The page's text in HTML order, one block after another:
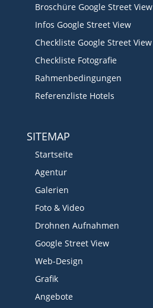
Broschüre Google Street View
Infos Google Street View
Checkliste Google Street View
Checkliste Fotografie
Rahmenbedingungen
Referenzliste Hotels
SITEMAP
Startseite
Agentur
Galerien
Foto & Video
Drohnen Aufnahmen
Google Street View
Web-Design
Grafik
Angebote